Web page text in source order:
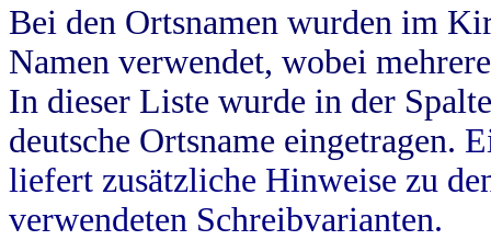
Bei den Ortsnamen wurden im
Namen verwendet, wobei
In dieser Liste wurde in der
deutsche Ortsname eingetragen.
liefert zusätzliche Hinweise zu
verwendeten Schreibvarianten.